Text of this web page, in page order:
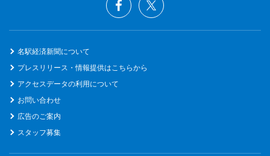
名駅経済新聞について
プレスリリース・情報提供はこちらから
アクセスデータの利用について
お問い合わせ
広告のご案内
スタッフ募集